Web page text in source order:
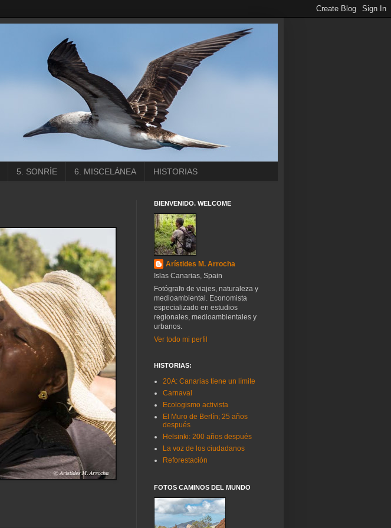
5. SONRÍE 6. MISCELÁNEA HISTORIAS
BIENVENIDO. WELCOME
Arístides M. Arrocha
Islas Canarias, Spain
Fotógrafo de viajes, naturaleza y
medioambiental. Economista
especializado en estudios
regionales, medioambientales y
urbanos.
Ver todo mi perfil
HISTORIAS:
20A: Canarias tiene un límite
Carnaval
Ecologismo activista
El Muro de Berlín; 25 años
después
Helsinki: 200 años después
La voz de los ciudadanos
Reforestación
FOTOS CAMINOS DEL MUNDO